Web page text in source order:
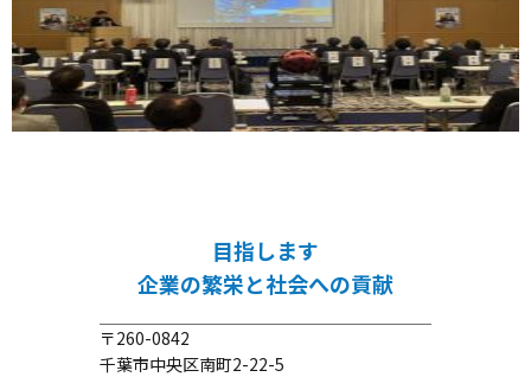
目指します
企業の繁栄と社会への貢献
〒260-0842
千葉市中央区南町2-22-5